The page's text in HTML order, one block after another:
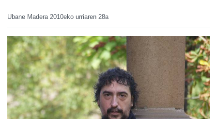
Ubane Madera 2010eko urriaren 28a